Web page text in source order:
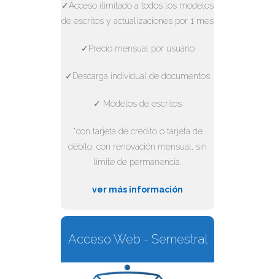
✓Acceso ilimitado a todos los modelos
de escritos y actualizaciones por 1 mes
✓Precio mensual por usuario
✓Descarga individual de documentos
✓ Modelos de escritos
*con tarjeta de crédito o tarjeta de
débito, con renovación mensual, sin
límite de permanencia.
ver más información
Acceso Web - Semestral